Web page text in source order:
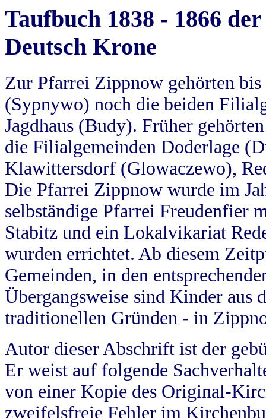
Taufbuch 1838 - 1866
Deutsch Krone
Zur Pfarrei Zippnow gehörten
(Sypnywo) noch die beiden
Jagdhaus (Budy). Früher
die Filialgemeinden Doderlage
Klawittersdorf (Glowaczewo),
Die Pfarrei Zippnow wurde im
selbständige Pfarrei Freudenfier
Stabitz und ein Lokalvikariat
wurden errichtet. Ab diesem
Gemeinden, in den
Übergangsweise sind Kinder aus
traditionellen Gründen - in
Autor dieser Abschrift ist der
Er weist auf folgende
von einer Kopie des Original-
zweifelsfreie Fehler im